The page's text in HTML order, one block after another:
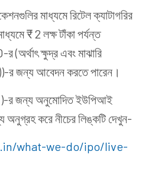
মাধ্যমে রিটেল ক্যাটাগরির
₹ 2 লক্ষ টাঁকা পর্যন্ত
ক্ষুদ্র এবং মাঝারি
র জন্য আবেদন করতে পারেন।
র জন্য অনুমোদিত ইউপিআই
করে নীচের লিঙ্কটি দেখুন-
what-we-do/ipo/live-